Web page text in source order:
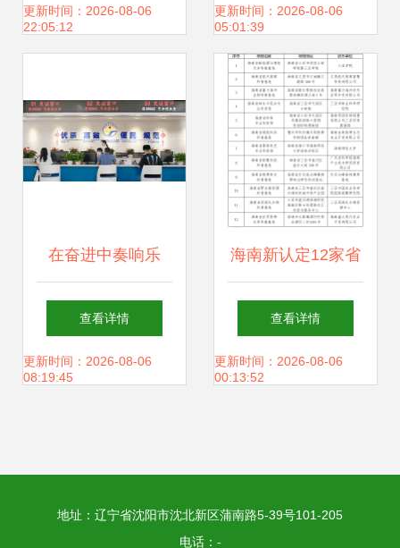
馆 探索文化场馆的
更新时间：2026-08-06
22:05:12
控的探索之路
更新时间：2026-08-06
05:01:39
在奋进中奏响乐
章，福田扬帆再起
航——文化场馆管
查看详情
更新时间：2026-08-06
08:19:45
海南新认定12家省
级科普场馆 完整名
单公布助力文化场
查看详情
更新时间：2026-08-06
00:13:52
地址：辽宁省沈阳市沈北新区蒲南路5-39号101-205
电话：-